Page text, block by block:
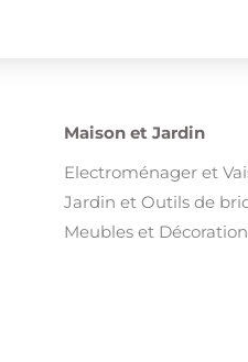
Maison et Jardin
Electroménager et
Jardin et Outils de
Meubles et Décoration